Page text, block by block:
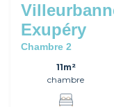
Exupéry
Chambre 2
11m²
chambre